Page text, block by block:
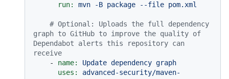
run:
mvn -B package --file pom.xml
# Optional: Uploads the full dependency
graph to GitHub to improve the quality of
Dependabot alerts this repository can
receive
-
name: Update dependency graph
uses:
advanced-security/maven-